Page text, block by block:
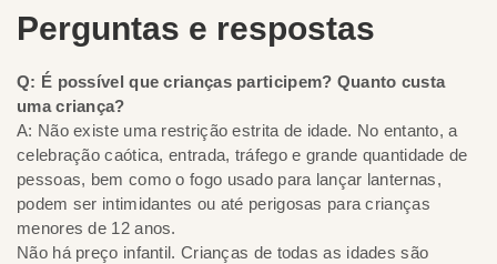
Perguntas e respostas
Q: É possível que crianças participem? Quanto custa
uma criança?
A: Não existe uma restrição estrita de idade. No entanto, a
celebração caótica, entrada, tráfego e grande quantidade de
pessoas, bem como o fogo usado para lançar lanternas,
podem ser intimidantes ou até perigosas para crianças
menores de 12 anos.
Não há preço infantil. Crianças de todas as idades são